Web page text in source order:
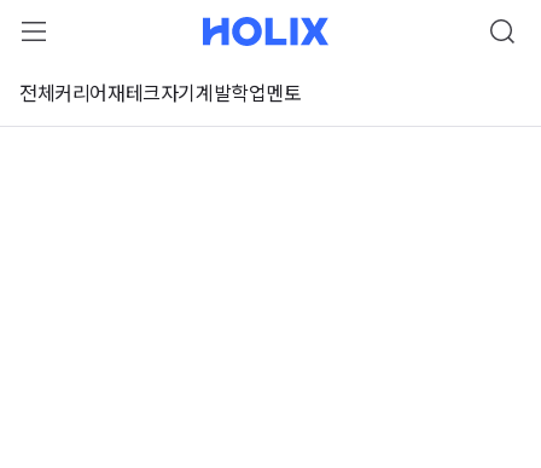
전체 커리어재테크자기계발학업멘토